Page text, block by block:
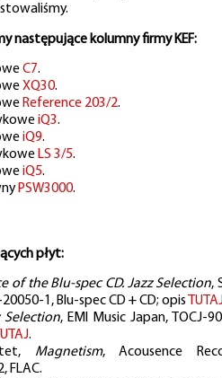
następujące kolumny firmy KEF:
C7.
XQ30.
Reference 203/2.
iQ3.
iQ9.
LS 3/5.
iQ5.
PSW3000.
płyt:
of the Blu-spec CD. Jazz Selection,
1, Blu-spec CD + CD; opis
Selection, EMI Music Japan, TOCJ-
.
Magnetism, Acousence
FLAC.